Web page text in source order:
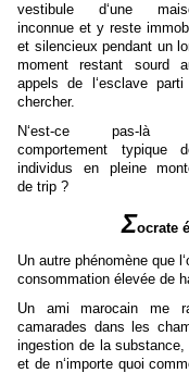
vestibule d‘une
inconnue et y reste
et silencieux pendant un
moment restant sourd
appels de l‘esclave
chercher.
N‘est-ce pas-là
comportement typique
individus en pleine
de trip ?
Σocrate
Un autre phénomène que
consommation élevée de
Un ami
marocain me
camarades dans les
ingestion de la
et de n‘importe quoi